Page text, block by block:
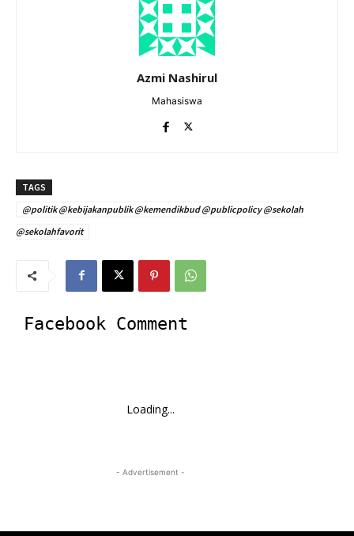
Azmi Nashirul
Mahasiswa
TAGS
@politik @kebijakanpublik @kemendikbud @publicpolicy @sekolah
@sekolahfavorit
Facebook Comment
Loading...
- Advertisement -